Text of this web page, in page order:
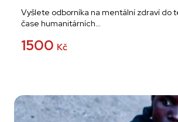
1500 Kč
Vyšlete odborníka na mentální zdraví do
čase humanitárních…